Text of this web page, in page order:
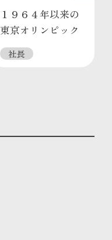
１９６４年以来の
東京オリンピック
社長